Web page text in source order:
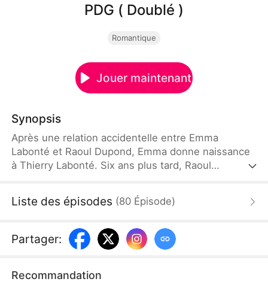
PDG ( Doublé )
Romantique
Jouer maintenant
Synopsis
Après une relation accidentelle entre Emma
Labonté et Raoul Dupond, Emma donne naissance
à Thierry Labonté. Six ans plus tard, Raoul
chercher. Pendant ce temps, la relation entre
Emma et Raoul se renforce au sein du groupe
entre eux. Thierry reconnaît ses ancêtres et rejoint
la famille, et grâce à son enfant, Emma vit une
Liste des épisodes (80 Épisode)
Partager:
Recommandation